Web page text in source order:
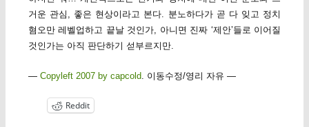
거운 관심, 좋은 현상이라고 본다. 분노하다가 곧 다 잊고 정치
혐오만 레벨업하고 끝날 것인가, 아니면 진짜 ‘제안’들로 이어질
것인가는 아직 판단하기 섣부르지만.
— Copyleft 2007 by capcold. 이동수정/영리 자유 —
Reddit